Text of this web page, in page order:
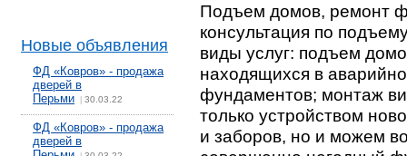
Новые объявления
ФД «Ковров» - продажа
дверей в
Перьми
30.03.22
ФД «Ковров» - продажа
дверей в
Подъем домов, ремонт
консультация по
виды услуг: подъем
находящихся в
фундаментов; монтаж
только устройством
и заборов, но и можем